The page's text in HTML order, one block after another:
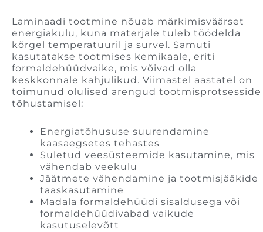
Laminaadi tootmine nõuab märkimisväärset
energiakulu, kuna materjale tuleb töödelda
kõrgel temperatuuril ja survel. Samuti
kasutatakse tootmises kemikaale, eriti
formaldehüüdvaike, mis võivad olla
keskkonnale kahjulikud. Viimastel aastatel on
toimunud olulised arengud tootmisprotsesside
tõhustamisel:
Energiatõhususe suurendamine
kaasaegsetes tehastes
Suletud veesüsteemide kasutamine, mis
vähendab veekulu
Jäätmete vähendamine ja tootmisjääkide
taaskasutamine
Madala formaldehüüdi sisaldusega või
formaldehüüdivabad vaikude
kasutuselevõtt